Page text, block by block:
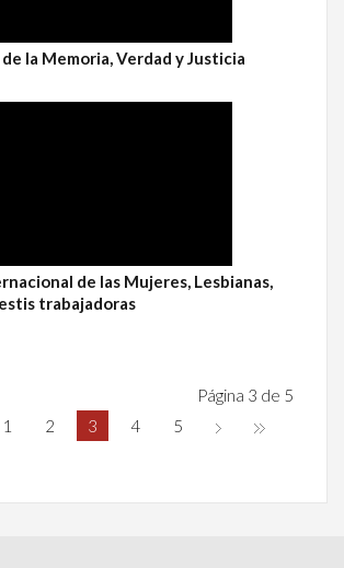
la Memoria, Verdad y Justicia
de las Mujeres, Lesbianas,
trabajadoras
Página 3 de 5
1
2 3 4 5